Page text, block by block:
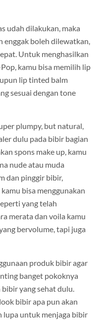
udah dilakukan, maka
enggak boleh dilewatkan,
Untuk menghasilkan
kamu bisa memilih lip
lip tinted balm
sesuai dengan tone
plumpy, but natural,
dulu pada bibir bagian
spons make up, kamu
nude atau muda
dan pinggir bibir,
bisa menggunakan
yang telah
merata dan voila kamu
bervolume, tapi juga
produk bibir agar
banget pokoknya
yang sehat dulu.
bibir apa pun akan
lupa untuk menjaga bibir